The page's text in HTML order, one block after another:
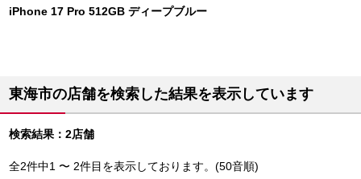
iPhone 17 Pro 512GB ディープブルー
東海市の店舗を検索した結果を表示しています
検索結果：2店舗
全2件中1 〜 2件目を表示しております。(50音順)